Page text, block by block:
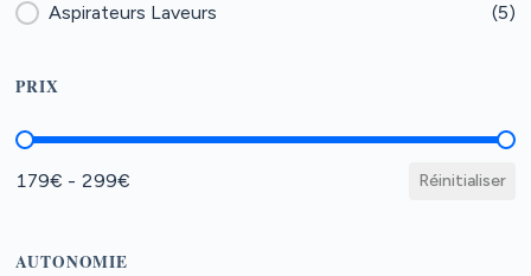
Aspirateurs Laveurs
(5)
PRIX
Prix
179€ - 299€ Réinitialiser
AUTONOMIE